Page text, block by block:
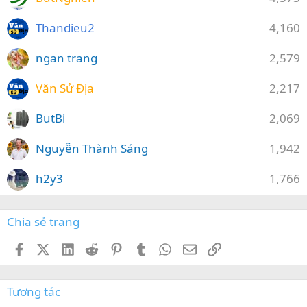
4,160
Thandieu2
2,579
ngan trang
2,217
Văn Sử Địa
2,069
ButBi
1,942
Nguyễn Thành Sáng
1,766
h2y3
Chia sẻ trang
FacebookX (Twitter)
LinkedIn
Reddit PinterestTumblr WhatsApp
EmailLink
Tương tác